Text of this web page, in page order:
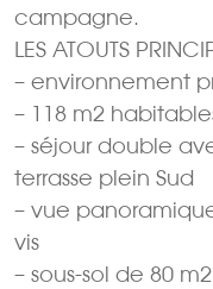
campagne.
LES ATOUTS
– environnement
– 118 m2
– séjour double
terrasse plein Sud
– vue
vis
– sous-sol de 80